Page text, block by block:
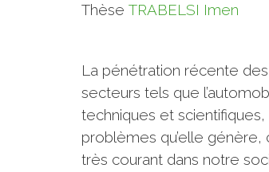
Thèse TRABELSI Imen
La pénétration récente
secteurs tels que
techniques et
problèmes qu’elle
très courant dans notre